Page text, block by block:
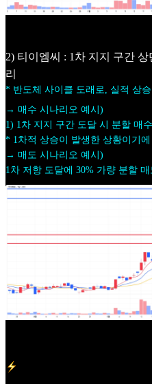
2) 티이엠씨 : 1차 지지 구간
리
* 반도체 사이클 도래로, 실적 상
→ 매수 시나리오 예시)
1) 1차 지지 구간 도달 시 분할 매
* 1차적 상승이 발생한 상황이기
→ 매도 시나리오 예시)
1차 저항 도달에 30% 가량 분할 매